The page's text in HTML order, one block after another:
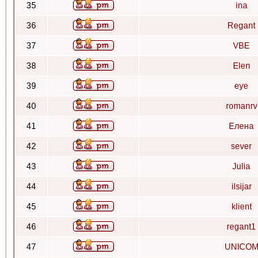
35 ina
36 Regant
37 VBE
38 Elen
39 eye
40 romanrv
41 Елена
42 sever
43 Julia
44 ilsijar
45 klient
46 regant1
47 UNICOM